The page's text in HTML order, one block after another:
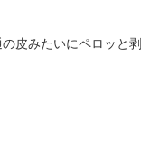
皮みたいにペロッと剥